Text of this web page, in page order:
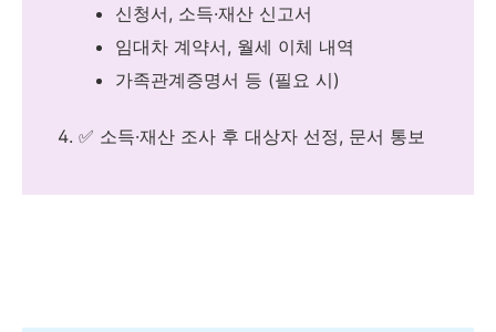
신청서, 소득·재산 신고서
임대차 계약서, 월세 이체 내역
가족관계증명서 등 (필요 시)
✅ 소득·재산 조사 후 대상자 선정, 문서 통보